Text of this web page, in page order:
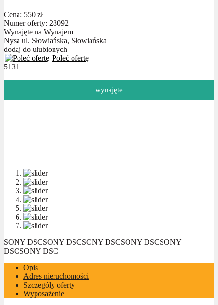
Cena: 550 zł
Numer oferty: 28092
Wynajęte na Wynajem
Nysa ul. Słowiańska, Słowiańska
dodaj do ulubionych
Poleć ofertę
5131
wynajęte
SONY DSCSONY DSCSONY DSCSONY DSCSONY
DSCSONY DSC
Opis
Adres nieruchomości
Szczegóły oferty
Wyposażenie